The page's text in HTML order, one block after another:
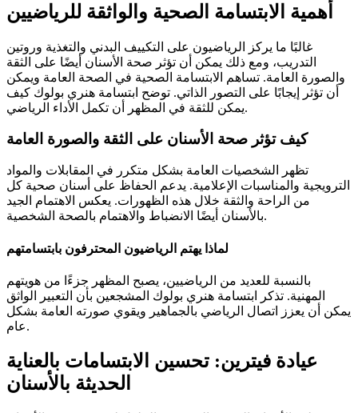
أهمية الابتسامة الصحية والواثقة للرياضيين
غالبًا ما يركز الرياضيون على التكييف البدني والتغذية وروتين
التدريب، ومع ذلك يمكن أن تؤثر صحة الأسنان أيضًا على الثقة
والصورة العامة. تساهم الابتسامة الصحية في الصحة العامة ويمكن
أن تؤثر إيجابًا على التصور الذاتي. توضح ابتسامة هنري بولوك كيف
يمكن للثقة في المظهر أن تكمل الأداء الرياضي.
كيف تؤثر صحة الأسنان على الثقة والصورة العامة
تظهر الشخصيات العامة بشكل متكرر في المقابلات والمواد
الترويجية والمناسبات الإعلامية. يدعم الحفاظ على أسنان صحية كل
من الراحة والثقة خلال هذه الظهورات. يعكس الاهتمام الجيد
بالأسنان أيضًا الانضباط والاهتمام بالصحة الشخصية.
لماذا يهتم الرياضيون المحترفون بابتسامتهم
بالنسبة للعديد من الرياضيين، يصبح المظهر جزءًا من هويتهم
المهنية. تذكر ابتسامة هنري بولوك المشجعين بأن التعبير الواثق
يمكن أن يعزز اتصال الرياضي بالجماهير ويقوي صورته العامة بشكل
عام.
عيادة فيترين: تحسين الابتسامات بالعناية
الحديثة بالأسنان